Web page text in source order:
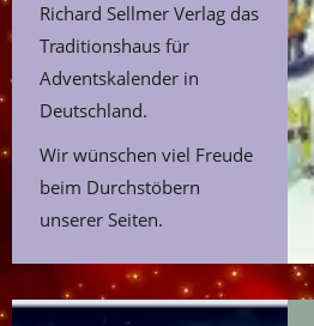
Richard Sellmer Verlag das
Traditionshaus für
Adventskalender in
Deutschland.
Wir wünschen viel Freude
beim Durchstöbern
unserer Seiten.